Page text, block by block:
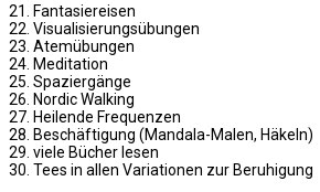
21. Fantasiereisen
22. Visualisierungsübungen
23. Atemübungen
24. Meditation
25. Spaziergänge
26. Nordic Walking
27. Heilende Frequenzen
28. Beschäftigung (Mandala-Malen, Häkeln)
29. viele Bücher lesen
30. Tees in allen Variationen zur Beruhigung